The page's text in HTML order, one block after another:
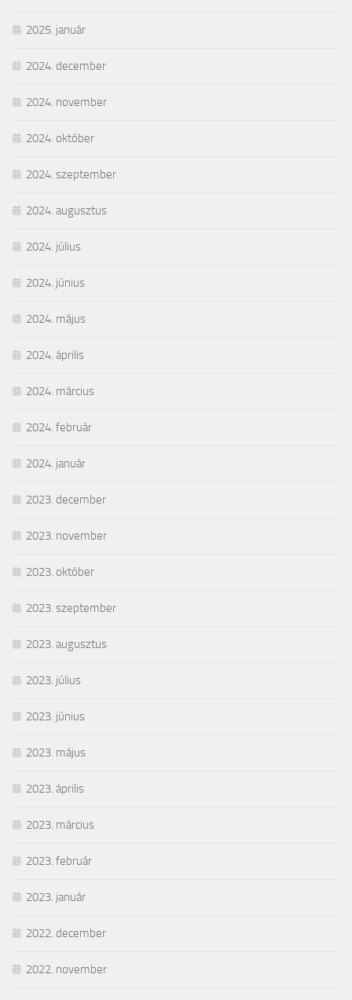
2025. január
2024. december
2024. november
2024. október
2024. szeptember
2024. augusztus
2024. július
2024. június
2024. május
2024. április
2024. március
2024. február
2024. január
2023. december
2023. november
2023. október
2023. szeptember
2023. augusztus
2023. július
2023. június
2023. május
2023. április
2023. március
2023. február
2023. január
2022. december
2022. november